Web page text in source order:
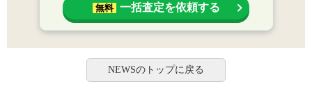
無料 一括査定を依頼する
NEWSのトップに戻る